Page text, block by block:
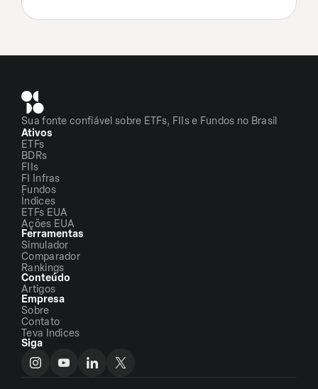
Sua fonte confiável sobre ETFs, FIIs e Fundos no Brasil
Ativos
ETFs
BDRs
FIIs
FI Infras
Fundos
Índices
ETFs EUA
Ações EUA
Ferramentas
Simulador
Comparador
Rankings
Conteúdo
Artigos
Empresa
Sobre
Contato
Teva Indices
Siga